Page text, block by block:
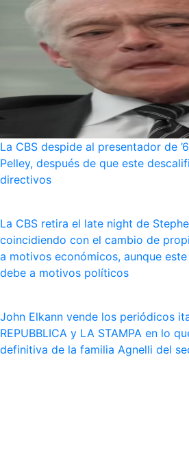
La CBS despide al presentador de
Pelley, después de que este
directivos
La CBS retira el late night de
coincidiendo con el cambio de
a motivos económicos, aunque
debe a motivos políticos
John Elkann vende los periódicos
REPUBBLICA y LA STAMPA en lo
definitiva de la familia Agnelli del